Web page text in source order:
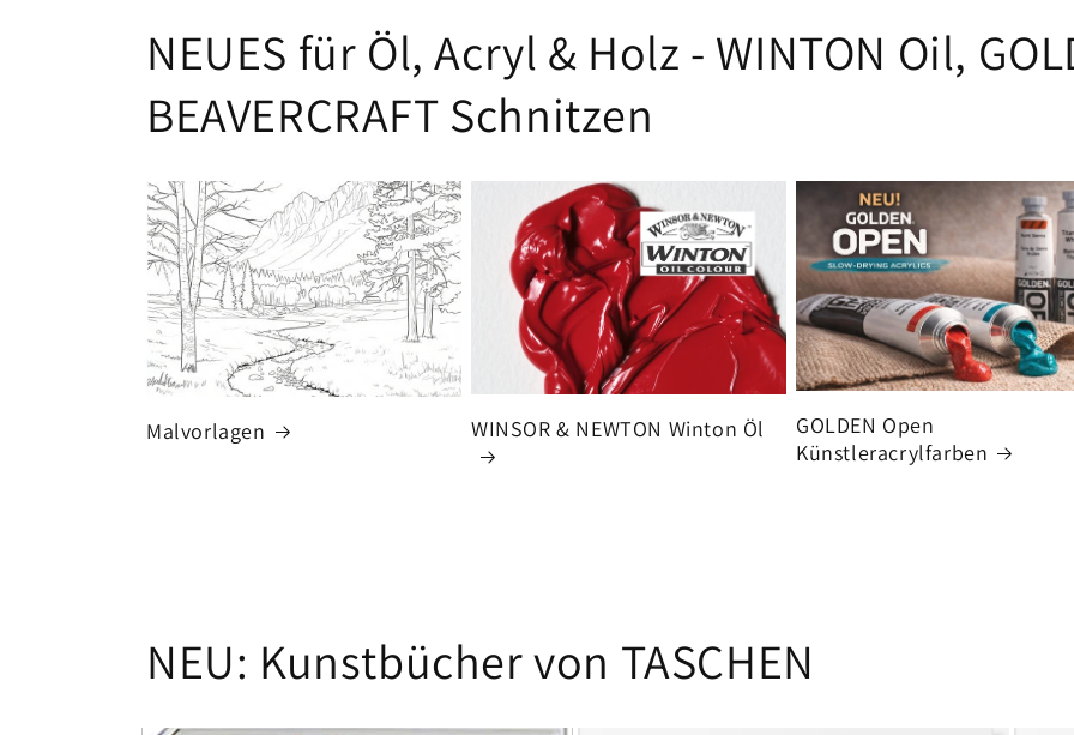
NEUES für Öl, Acryl & Holz - WINTON Oil,
BEAVERCRAFT Schnitzen
Malvorlagen WINSOR & NEWTON Winton Öl
GOLDEN Open
Künstleracrylfarben
NEU: Kunstbücher von TASCHEN